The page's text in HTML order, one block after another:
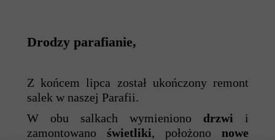
Drodzy parafianie,
Z końcem lipca został ukończony remont
salek w naszej Parafii.
W obu salkach wymieniono drzwi i
zamontowano świetliki, położono nowe